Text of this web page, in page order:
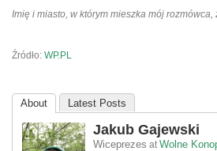
Imię i miasto, w którym mieszka mój rozmówca,
Źródło: WP.PL
About Latest Posts
Jakub Gajewski
Wiceprezes at Wolne